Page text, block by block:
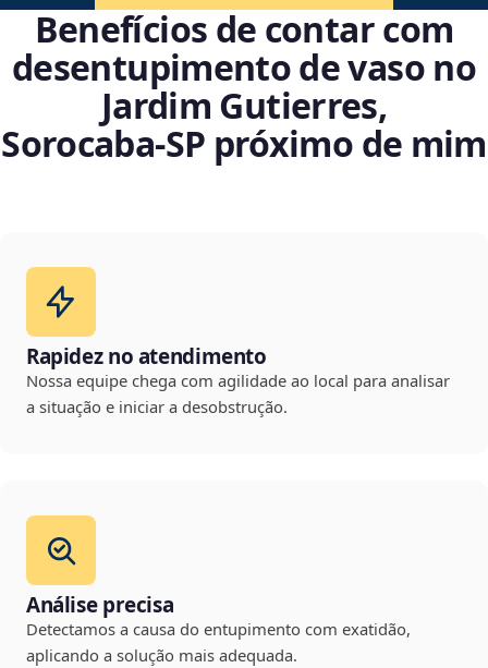
Benefícios de contar com
desentupimento de vaso no
Jardim Gutierres,
Sorocaba‑SP próximo de mim
Rapidez no atendimento
Nossa equipe chega com agilidade ao local para analisar
a situação e iniciar a desobstrução.
Análise precisa
Detectamos a causa do entupimento com exatidão,
aplicando a solução mais adequada.